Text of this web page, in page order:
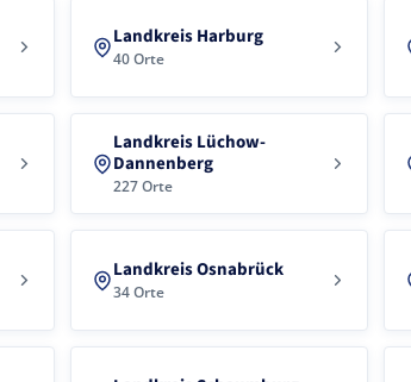
Landkreis Harburg
40 Orte
Landkreis Lüchow-
Dannenberg
227 Orte
Landkreis Osnabrück
34 Orte